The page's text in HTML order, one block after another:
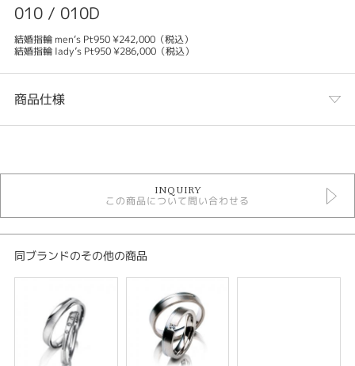
010 / 010D
結婚指輪 men‘s Pt950 ¥242,000（税込）
結婚指輪 lady’s Pt950 ¥286,000（税込）
商品仕様
結婚指輪
結婚指輪 つや消し
結婚指輪 ストレート
結婚指輪 プラチナカラー
結婚指輪 一石
結婚指輪 甲丸
結婚指輪 幅細
デザイン
INQUIRY
この商品について問い合わせる
同ブランドのその他の商品